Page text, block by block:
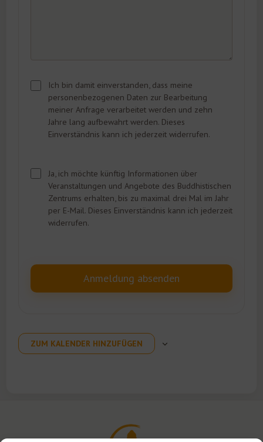
Ich bin damit einverstanden, dass meine
personenbezogenen Daten zur Bearbeitung
meiner Anfrage verarbeitet werden und zehn
Jahre lang aufbewahrt werden. Dieses
Einverständnis kann ich jederzeit widerrufen.
Ja, ich möchte künftig Informationen über
Veranstaltungen und Angebote des Buddhistischen
Zentrums erhalten, bis zu maximal drei Mal im Jahr
per E-Mail. Dieses Einverständnis kann ich jederzeit
widerrufen.
ZUM KALENDER HINZUFÜGEN